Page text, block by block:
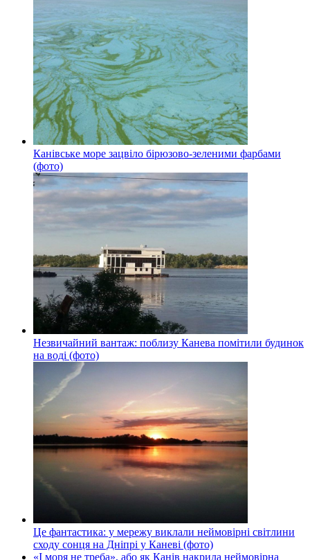
Канівське море зацвіло бірюзово-зеленими фарбами
(фото)
Незвичайний вантаж: поблизу Канева помітили будинок
на воді (фото)
Це фантастика: у мережу виклали неймовірні світлини
сходу сонця на Дніпрі у Каневі (фото)
«І моря не треба», або як Канів накрила неймовірна